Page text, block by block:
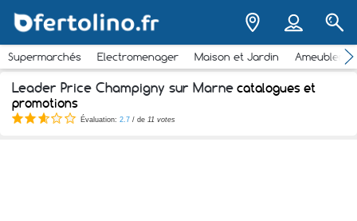
Supermarchés Electromenager Maison et Jardin
Leader Price Champigny sur Marne catalogues et
promotions
Évaluation: 2.7 / de 11 votes